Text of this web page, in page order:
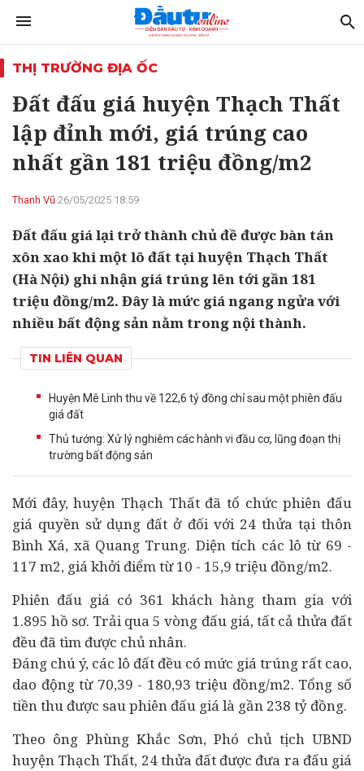
THỊ TRƯỜNG ĐỊA ỐC
Đất đấu giá huyện Thạch Thất
lập đỉnh mới, giá trúng cao
nhất gần 181 triệu đồng/m2
Thanh Vũ 26/05/2025 18:59
Đất đấu giá lại trở thành chủ đề được bàn tán
xôn xao khi một lô đất tại huyện Thạch Thất
(Hà Nội) ghi nhận giá trúng lên tới gần 181
triệu đồng/m2. Đây là mức giá ngang ngửa với
nhiều bất động sản nằm trong nội thành.
TIN LIÊN QUAN
Huyện Mê Linh thu về 122,6 tỷ đồng chỉ sau một phiên đấu
giá đất
Thủ tướng: Xử lý nghiêm các hành vi đầu cơ, lũng đoạn thị
trường bất động sản
Mới đây, huyện Thạch Thất đã tổ chức phiên đấu
giá quyền sử dụng đất ở đối với 24 thửa tại thôn
Bình Xá, xã Quang Trung. Diện tích các lô từ 69 -
117 m2, giá khởi điểm từ 10 - 15,9 triệu đồng/m2.
Phiên đấu giá có 361 khách hàng tham gia với
1.895 hồ sơ. Trải qua 5 vòng đấu giá, tất cả thửa đất
đều đã tìm được chủ nhân.
Đáng chú ý, các lô đất đều có mức giá trúng rất cao,
dao động từ 70,39 - 180,93 triệu đồng/m2. Tổng số
tiền thu được sau phiên đấu giá là gần 238 tỷ đồng.
Theo ông Phùng Khắc Sơn, Phó chủ tịch UBND
huyện Thạch Thất, 24 thửa đất được đưa ra đấu giá